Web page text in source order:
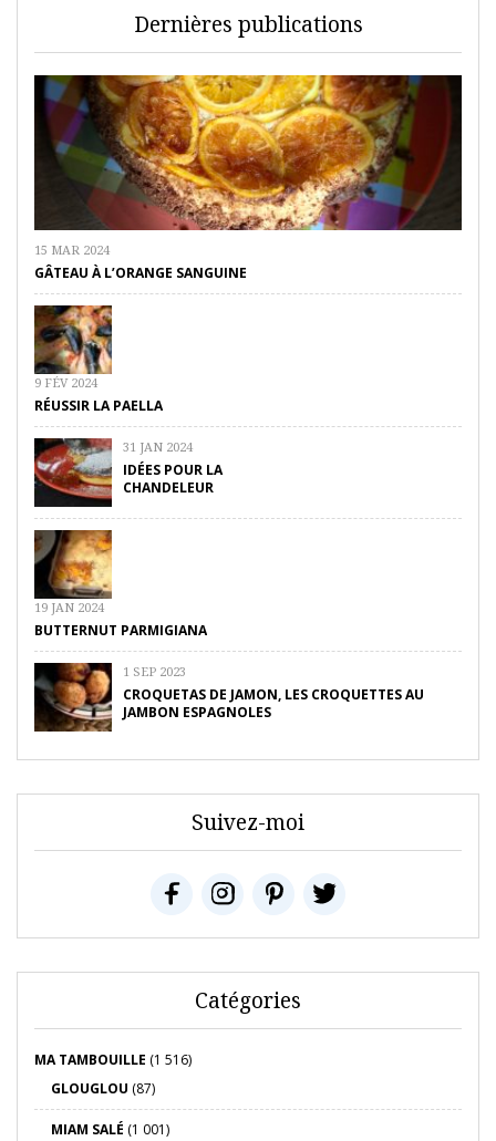
Dernières publications
15 MAR 2024
GÂTEAU À L’ORANGE SANGUINE
9 FÉV 2024
RÉUSSIR LA PAELLA
31 JAN 2024
IDÉES POUR LA
CHANDELEUR
19 JAN 2024
BUTTERNUT PARMIGIANA
1 SEP 2023
CROQUETAS DE JAMON, LES CROQUETTES AU
JAMBON ESPAGNOLES
Suivez-moi
Catégories
MA TAMBOUILLE (1 516)
GLOUGLOU (87)
MIAM SALÉ (1 001)